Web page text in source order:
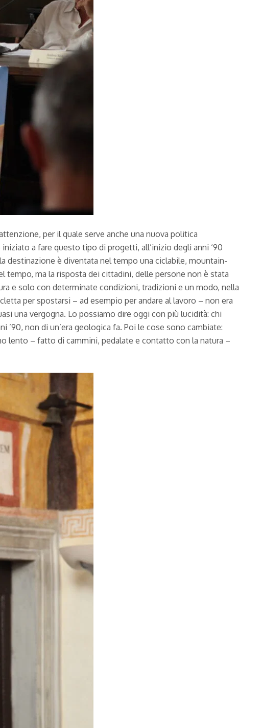
per il quale serve anche una nuova politica
a fare questo tipo di progetti, all’inizio degli anni ‘90
destinazione è diventata nel tempo una ciclabile, mountain-
ma la risposta dei cittadini, delle persone non è stata
e solo con determinate condizioni, tradizioni e un modo, nella
per spostarsi – ad esempio per andare al lavoro – non era
una vergogna. Lo possiamo dire oggi con più lucidità: chi
non di un’era geologica fa. Poi le cose sono cambiate:
lento – fatto di cammini, pedalate e contatto con la natura –